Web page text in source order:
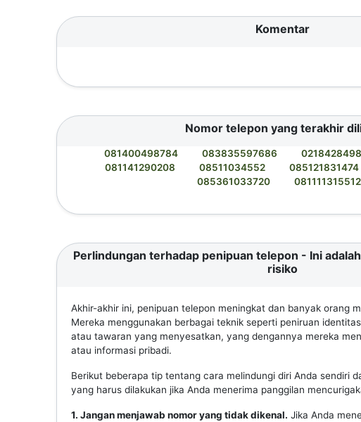
Komentar
Nomor telepon yang terakhir
081400498784 083835597686
081141290208
08511034552 085121831474
085361033720
081111315512
Perlindungan terhadap penipuan telepon - Ini
risiko
Akhir-akhir ini, penipuan telepon meningkat dan banyak orang
Mereka menggunakan berbagai teknik seperti peniruan
atau tawaran yang menyesatkan, yang dengannya mereka
atau informasi pribadi.
Berikut beberapa tip tentang cara melindungi diri Anda sendiri
yang harus dilakukan jika Anda menerima panggilan
1. Jangan menjawab nomor yang tidak dikenal. Jika Anda